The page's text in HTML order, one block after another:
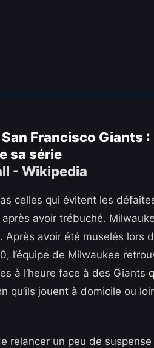
Francisco Giants
sa série
celles qui évitent les
avoir trébuché.
avoir été muselés lors
l’équipe de Milwaukee
à l’heure face à des Giants
qu’ils jouent à domicile ou
relancer un peu de